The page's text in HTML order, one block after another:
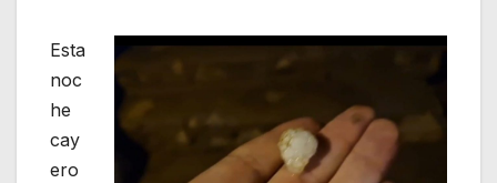
Esta
noc
he
cay
ero